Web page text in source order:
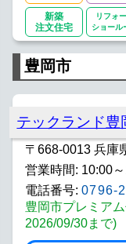
新築
注文住宅
リフォ
ショール
豊岡市
テックランド豊
〒668-0013 兵庫
営業時間: 10:00
電話番号: 0796-
豊岡市プレミア
2026/09/30まで)